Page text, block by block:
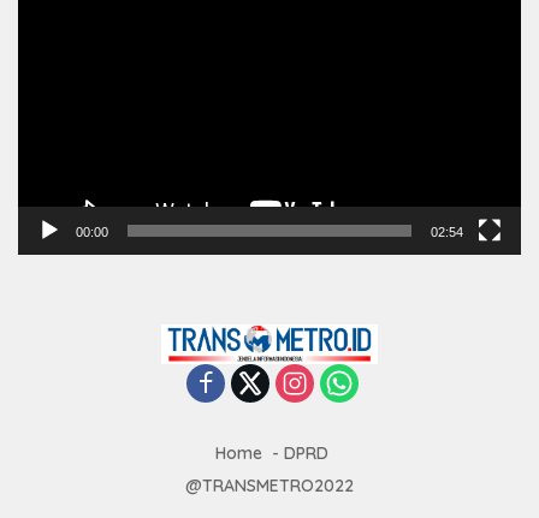
00:00 02:54
Home
DPRD
@TRANSMETRO2022